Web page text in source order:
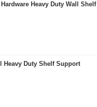
Heavy Duty Wall Shelf
Heavy Duty Shelf Support